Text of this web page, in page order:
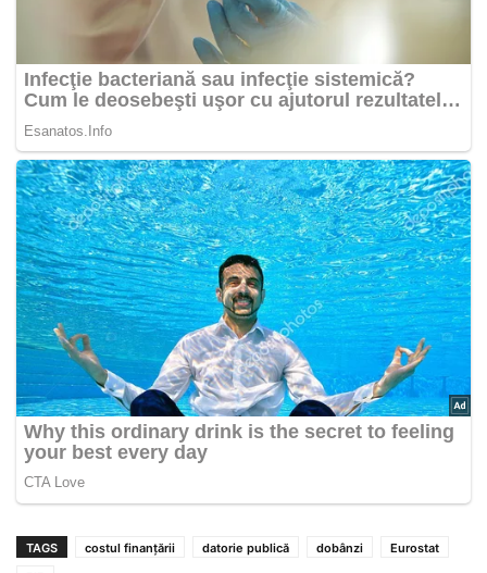
TAGS costul finanțării datorie publică dobânzi
Eurostat